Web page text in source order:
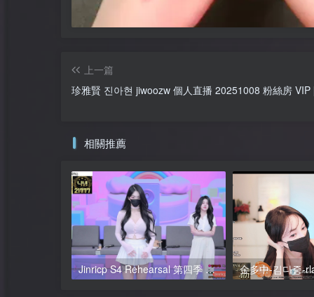
上一篇
珍雅賢 진아현 jiwoozw 個人直播 20251008 粉絲房
相關推薦
Jinricp S4 Rehearsal 第四季 彩排 元荷娜露臉 粉絲密碼房 簡繁中文字幕